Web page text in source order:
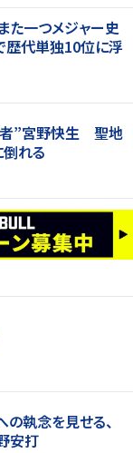
た一つメジャー史
代単独10位に浮
者”宮野快生 聖地
れる
執念を見せる、
安打